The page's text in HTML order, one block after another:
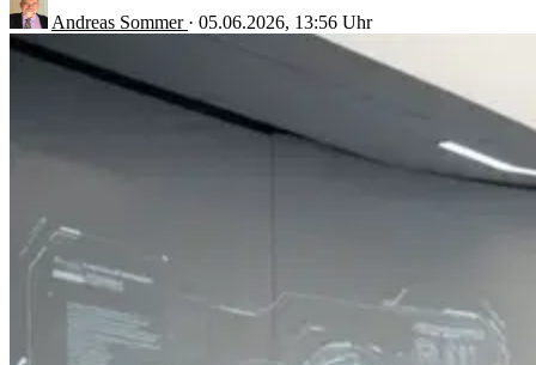
Andreas Sommer · 05.06.2026, 13:56 Uhr